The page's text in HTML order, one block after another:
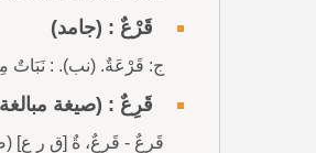
قَرْعٌ : (جامد)
ج: قَرْعَةٌ. (نب). : نَبَاتٌ
قَرِعٌ : (صيغة
قَرِعٌ - قَرِعٌ، ةٌ [ق ر ع]